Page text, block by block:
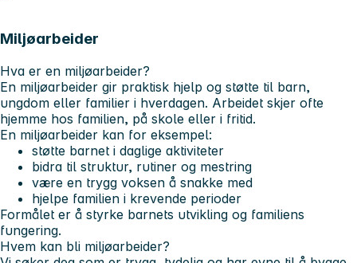
Miljøarbeider
Hva er en miljøarbeider?
En miljøarbeider gir praktisk hjelp og støtte til barn,
ungdom eller familier i hverdagen. Arbeidet skjer ofte
hjemme hos familien, på skole eller i fritid.
En miljøarbeider kan for eksempel:
støtte barnet i daglige aktiviteter
bidra til struktur, rutiner og mestring
være en trygg voksen å snakke med
hjelpe familien i krevende perioder
Formålet er å styrke barnets utvikling og familiens
fungering.
Hvem kan bli miljøarbeider?